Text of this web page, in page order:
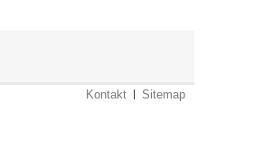
Kontakt Sitemap